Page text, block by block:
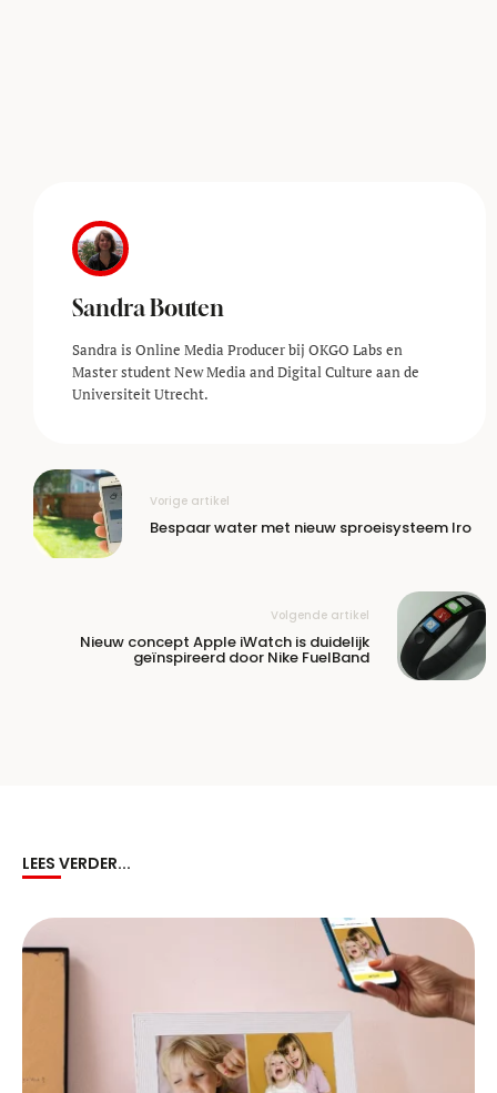
Sandra Bouten
Sandra is Online Media Producer bij OKGO Labs en
Master student New Media and Digital Culture aan de
Universiteit Utrecht.
Vorige artikel
Bespaar water met nieuw sproeisysteem Iro
Volgende artikel
Nieuw concept Apple iWatch is duidelijk
geïnspireerd door Nike FuelBand
LEES VERDER...